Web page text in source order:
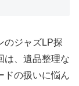
のジャズLP探
は、遺品整理な
ドの扱いに悩ん